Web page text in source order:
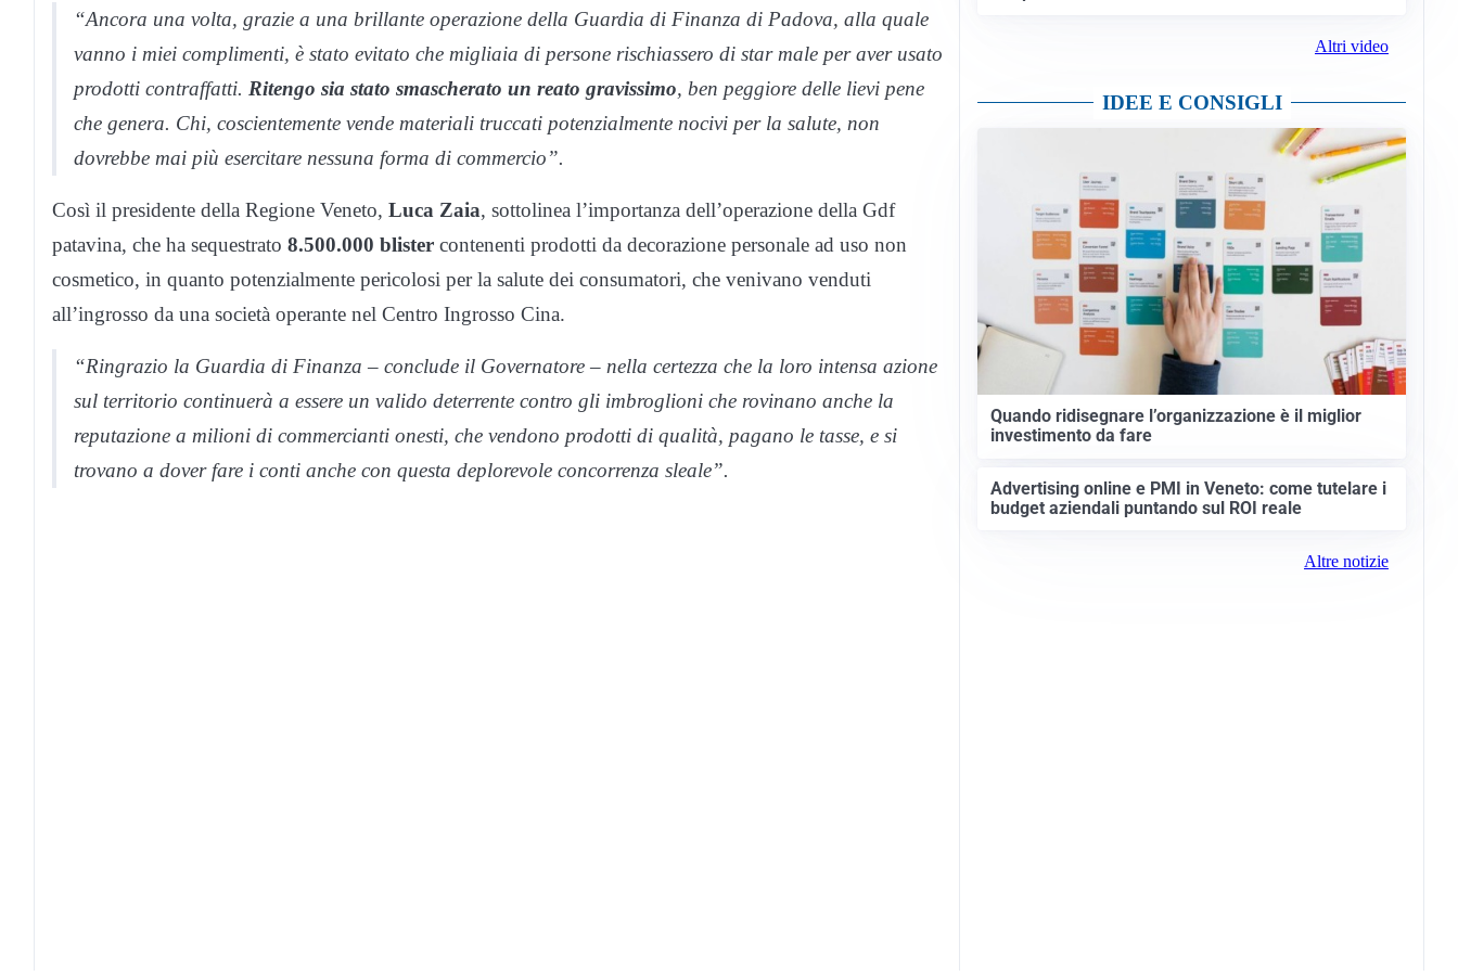
“Ancora una volta, grazie a una brillante operazione della Guardia di Finanza di Padova, alla quale
vanno i miei complimenti, è stato evitato che migliaia di persone rischiassero di star male per aver usato
prodotti contraffatti. Ritengo sia stato smascherato un reato gravissimo, ben peggiore delle lievi pene
che genera. Chi, coscientemente vende materiali truccati potenzialmente nocivi per la salute, non
dovrebbe mai più esercitare nessuna forma di commercio”.
Così il presidente della Regione Veneto, Luca Zaia, sottolinea l’importanza dell’operazione della Gdf
patavina, che ha sequestrato 8.500.000 blister contenenti prodotti da decorazione personale ad uso non
cosmetico, in quanto potenzialmente pericolosi per la salute dei consumatori, che venivano venduti
all’ingrosso da una società operante nel Centro Ingrosso Cina.
“Ringrazio la Guardia di Finanza – conclude il Governatore – nella certezza che la loro intensa azione
sul territorio continuerà a essere un valido deterrente contro gli imbroglioni che rovinano anche la
reputazione a milioni di commercianti onesti, che vendono prodotti di qualità, pagano le tasse, e si
trovano a dover fare i conti anche con questa deplorevole concorrenza sleale”.
Altri video
IDEE E CONSIGLI
Quando ridisegnare l’organizzazione è il miglior
investimento da fare
Advertising online e PMI in Veneto: come tutelare i
budget aziendali puntando sul ROI reale
Altre notizie